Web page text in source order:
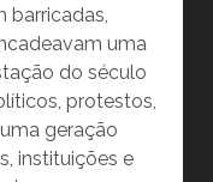
barricadas,
uma
do século
protestos,
geração
instituições e